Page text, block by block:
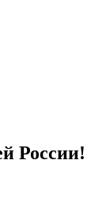
России!